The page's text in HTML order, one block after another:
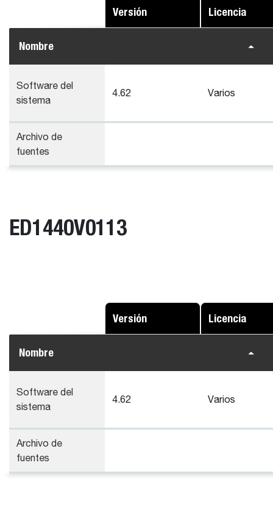
Versión Licencia
Nombre
Software del
sistema
4.62 Varios
Archivo de
fuentes
ED1440V0113
Versión Licencia
Nombre
Software del
sistema
4.62 Varios
Archivo de
fuentes